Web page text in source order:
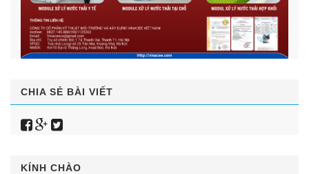
CHIA SẺ BÀI VIẾT
KÍNH CHÀO